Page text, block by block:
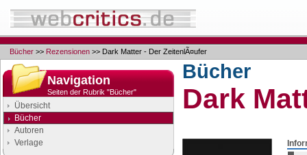
Bücher >> Rezensionen >> Dark Matter - Der ZeitenlÃ¤ufer
Navigation
Seiten der Rubrik "Bücher"
Übersicht
Bücher
Autoren
Verlage
Bücher
Dark